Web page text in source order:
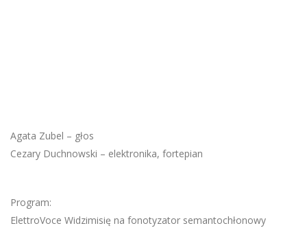
Agata Zubel – głos
Cezary Duchnowski – elektronika, fortepian
Program:
ElettroVoce Widzimisię na fonotyzator semantochłonowy